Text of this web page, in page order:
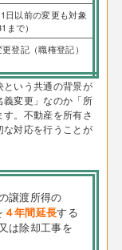
日以前の変更も対象
まで）
登記（職権登記）
という共通の背景が
義変更」なのか「所
。不動産を所有さ
対応を行うことが
譲渡所得の
４年間延長する
は除却工事を